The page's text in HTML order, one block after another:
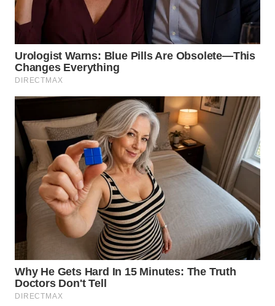
SULSEL
WN
GORONTALO
SULUT
WN
MALUKU
WN
MALUT
WN
DANAU